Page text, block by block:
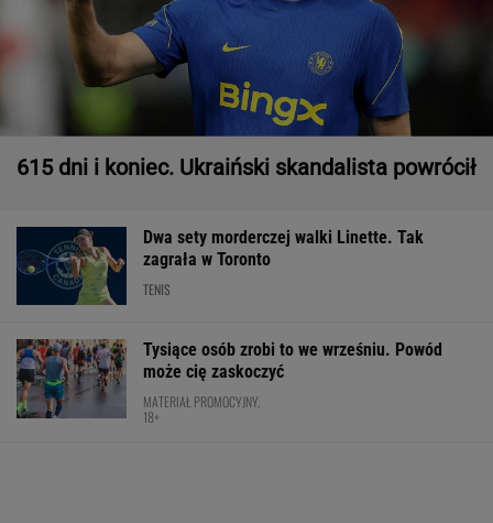
615 dni i koniec. Ukraiński skandalista powrócił
Dwa sety morderczej walki Linette. Tak
zagrała w Toronto
TENIS
Tysiące osób zrobi to we wrześniu. Powód
może cię zaskoczyć
MATERIAŁ PROMOCYJNY,
18+